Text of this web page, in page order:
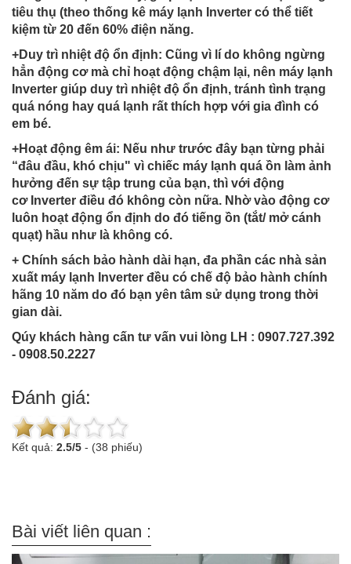
tiêu thụ (theo thống kê máy lạnh Inverter có thể tiết
kiệm từ 20 đến 60% điện năng.
+Duy trì nhiệt độ ổn định: Cũng vì lí do không ngừng
hẳn động cơ mà chỉ hoạt động chậm lại, nên máy lạnh
Inverter giúp duy trì nhiệt độ ổn định, tránh tình trạng
quá nóng hay quá lạnh rất thích hợp với gia đình có
em bé.
+Hoạt động êm ái: Nếu như trước đây bạn từng phải
“đâu đầu, khó chịu" vì chiếc máy lạnh quá ồn làm ảnh
hưởng đến sự tập trung của bạn, thì với động
cơ Inverter điều đó không còn nữa. Nhờ vào động cơ
luôn hoạt động ổn định do đó tiếng ồn (tắt/ mở cánh
quạt) hầu như là không có.
+ Chính sách bảo hành dài hạn, đa phần các nhà sản
xuất máy lạnh Inverter đều có chế độ bảo hành chính
hãng 10 năm do đó bạn yên tâm sử dụng trong thời
gian dài.
Qúy khách hàng cấn tư vấn vui lòng LH : 0907.727.392
- 0908.50.2227
Đánh giá:
Kết quả: 2.5/5 - (38 phiếu)
Bài viết liên quan :